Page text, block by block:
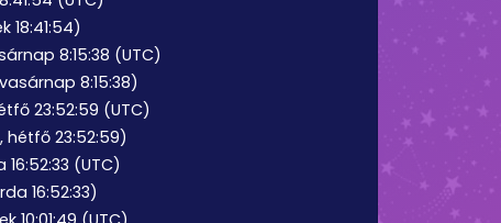
18:41:54)
8:15:38 (UTC)
8:15:38)
23:52:59 (UTC)
hétfő 23:52:59)
16:52:33 (UTC)
16:52:33)